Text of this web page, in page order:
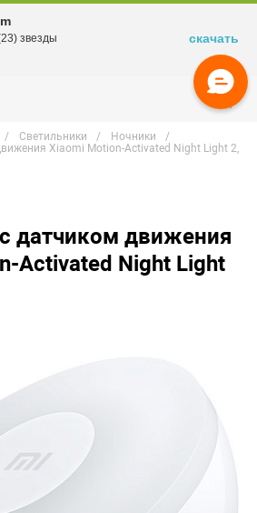
Светильники
Ночники
Xiaomi Motion-Activated Night Light 2,
датчиком движения
Activated Night Light
звезды
скачать